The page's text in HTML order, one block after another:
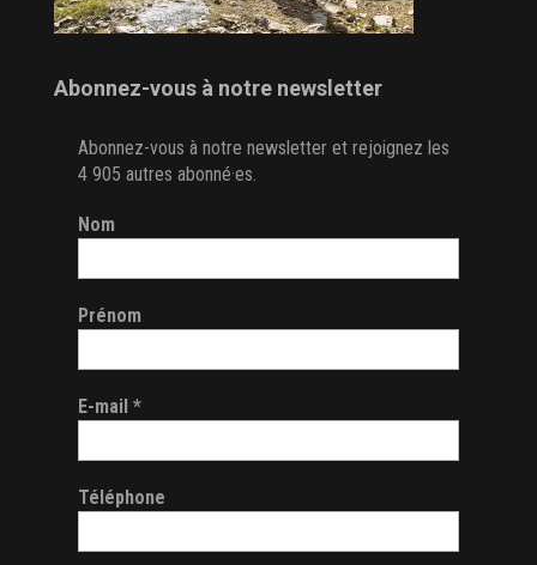
Abonnez-vous à notre newsletter
Abonnez-vous à notre newsletter et rejoignez les
4 905 autres abonné·es.
Nom
Prénom
E-mail *
Téléphone